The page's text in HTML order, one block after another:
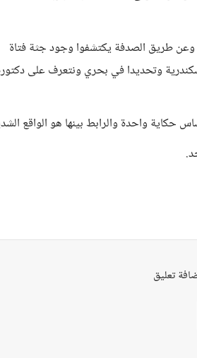
وعن طريق الصدفة يكتشفوا وجود جثة فتاة
وتحديدا في بحري ونتعرف على
حكاية واحدة والرابط بينها هو الواقع
تعليق